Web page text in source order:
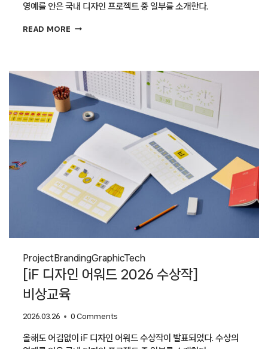
영예를 안은 국내 디자인 프로젝트 중 일부를 소개한다.
READ MORE [IF
수상작]
엑스와이지
ProjectBrandingGraphicTech
[iF 디자인 어워드 2026 수상작]
비상교육
2026.03.26 0 Comments
올해도 어김없이 iF 디자인 어워드 수상작이 발표되었다. 수상의